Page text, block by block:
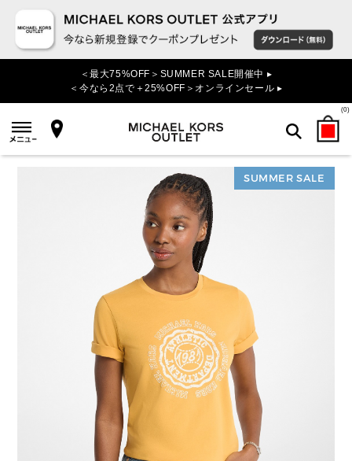
＜最大75%OFF＞SUMMER SALE開催中 ▸
＜今なら2点で＋25%OFF＞オンラインセール ▸
(0)
検索
SUMMER SALE